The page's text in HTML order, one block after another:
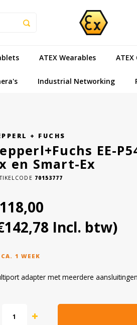
ATEX Wearables
Industrial Networking
+ FUCHS
EE-
en Smart-Ex
70153777
Incl. btw)
CA. 1 WEEK
adapter met meerdere